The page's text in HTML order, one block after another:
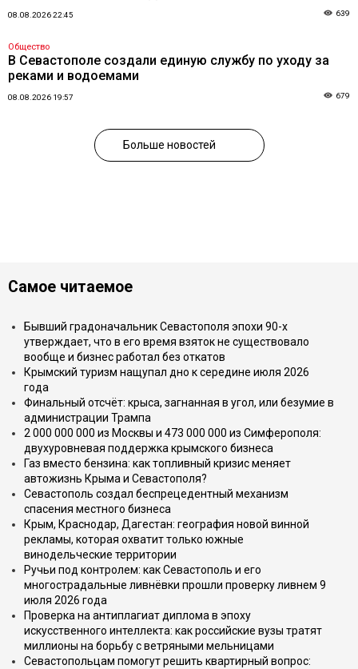
08.08.2026 22:45 639
Общество
В Севастополе создали единую службу по уходу за
реками и водоемами
08.08.2026 19:57 679
Больше новостей
Самое читаемое
Бывший градоначальник Севастополя эпохи 90-х
утверждает, что в его время взяток не существовало
вообще и бизнес работал без откатов
Крымский туризм нащупал дно к середине июля 2026
года
Финальный отсчёт: крыса, загнанная в угол, или безумие в
администрации Трампа
2 000 000 000 из Москвы и 473 000 000 из Симферополя:
двухуровневая поддержка крымского бизнеса
Газ вместо бензина: как топливный кризис меняет
автожизнь Крыма и Севастополя?
Севастополь создал беспрецедентный механизм
спасения местного бизнеса
Крым, Краснодар, Дагестан: география новой винной
рекламы, которая охватит только южные
винодельческие территории
Ручьи под контролем: как Севастополь и его
многострадальные ливнёвки прошли проверку ливнем 9
июля 2026 года
Проверка на антиплагиат диплома в эпоху
искусственного интеллекта: как российские вузы тратят
миллионы на борьбу с ветряными мельницами
Севастопольцам помогут решить квартирный вопрос: